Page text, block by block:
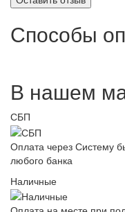
Способы
В нашем
СБП
Оплата через Систему
любого банка
Наличные